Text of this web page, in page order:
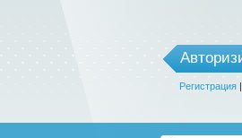
Регистрация|